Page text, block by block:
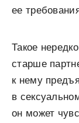
ее
Такое
старше
к нему
в
он может